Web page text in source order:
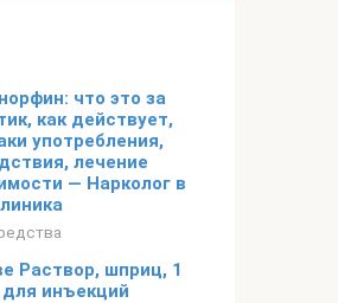
что это за
как действует,
употребления,
лечение
— Нарколог в
Раствор, шприц, 1
инъекций